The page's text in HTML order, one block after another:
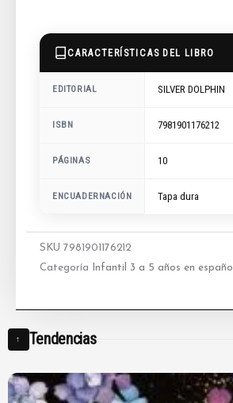
CARACTERÍSTICAS DEL LIBRO
EDITORIAL SILVER DOLPHIN
ISBN 7981901176212
PÁGINAS 10
ENCUADERNACIÓN Tapa dura
SKU 7981901176212
Categoría
Infantil 3 a 5 años en español
↑ Tendencias